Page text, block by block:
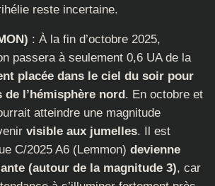
reste incertaine.
: À la fin d’octobre 2025,
passera à seulement 0,6 UA de la
placée dans le ciel du soir pour
de l’hémisphère nord . En octobre et
atteindre une magnitude
visible aux jumelles. Il est
C/2025 A6 (Lemmon) devienne
(autour de la magnitude 3), car